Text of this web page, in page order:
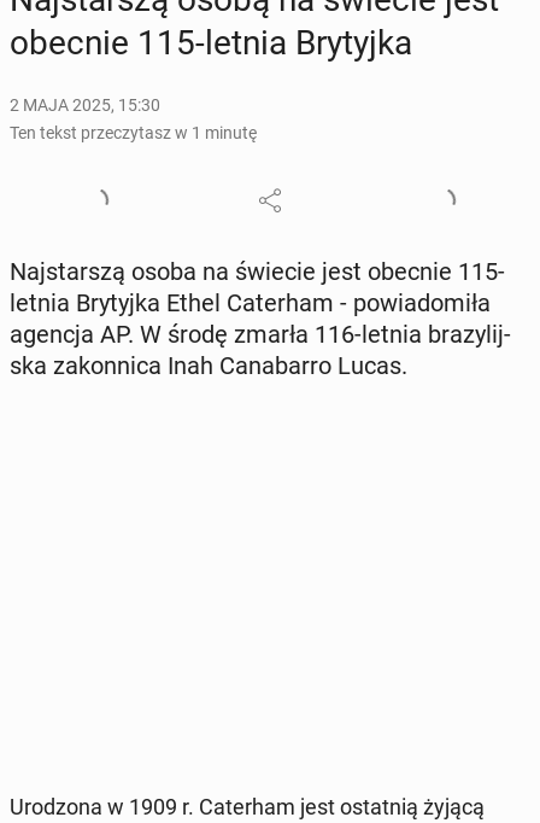
obecnie 115-letnia Bry­tyj­ka
2 MAJA 2025, 15:30
Ten tekst przeczytasz w 1 minutę
Naj­star­szą osoba na świecie jest obecnie 115-
letnia Bry­tyj­ka Ethel Ca­ter­ham - po­wia­do­mi­ła
agencja AP. W środę zmarła 116-letnia bra­zy­lij­
ska za­kon­ni­ca Inah Ca­na­bar­ro Lucas.
Uro­dzo­na w 1909 r. Ca­ter­ham jest ostat­nią żyjącą